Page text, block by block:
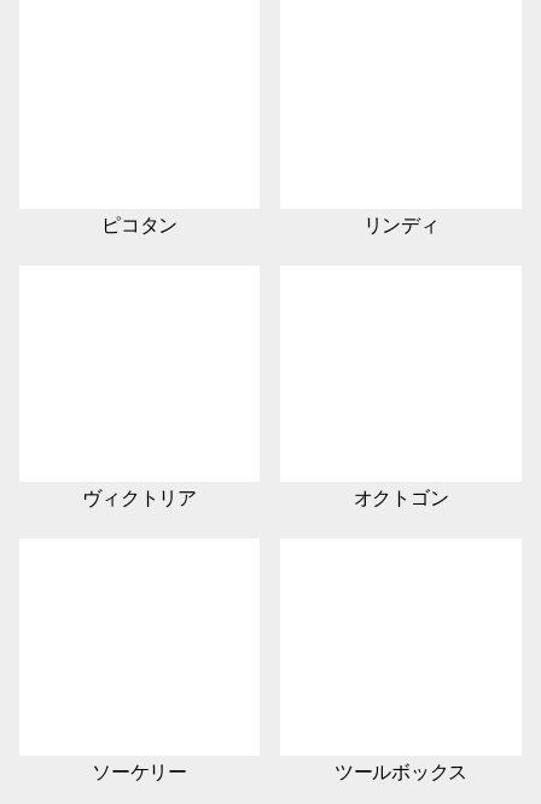
ピコタン リンディ
ヴィクトリア オクトゴン
ソーケリー ツールボックス